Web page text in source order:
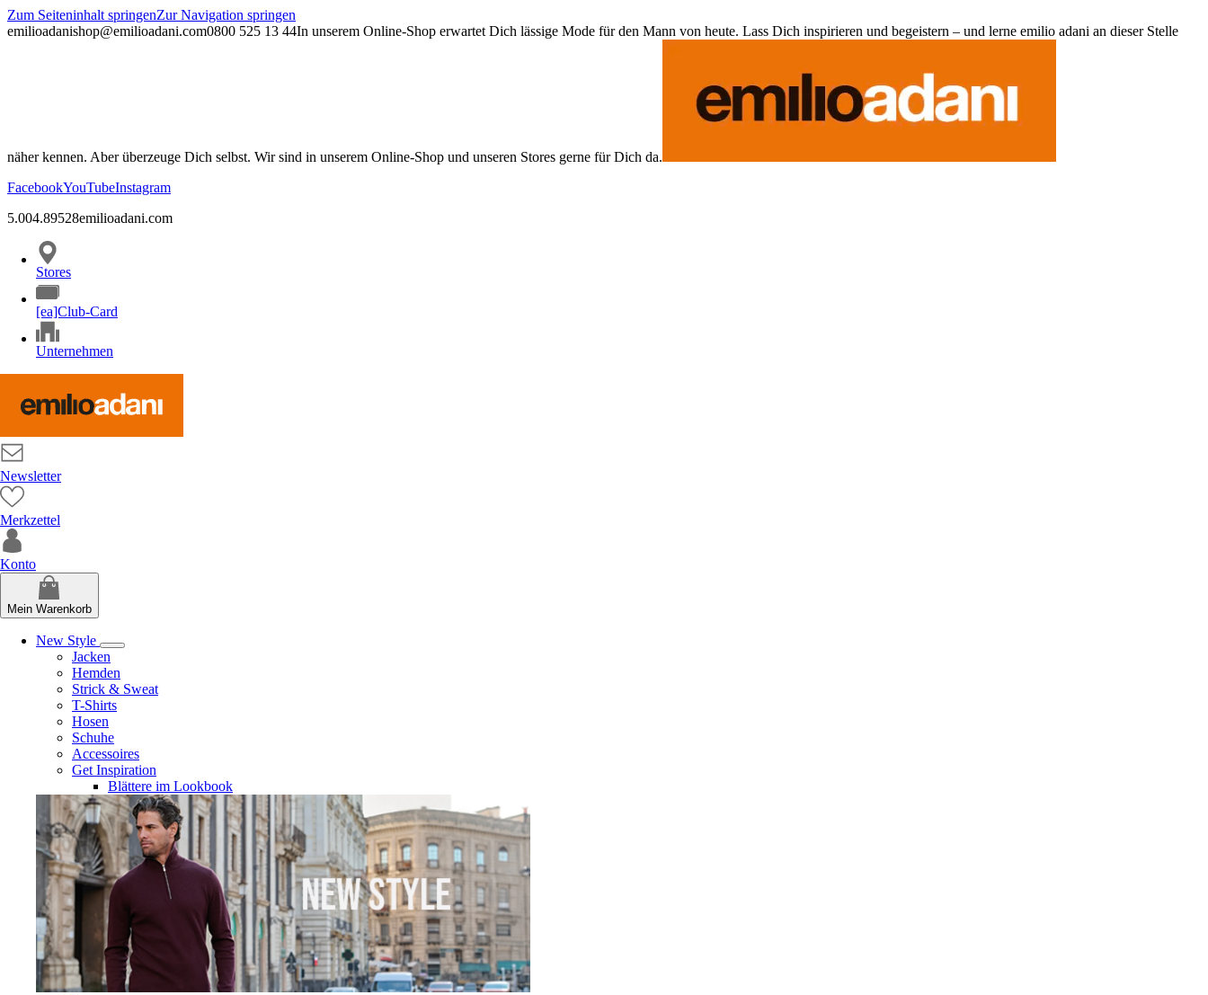
Zum Seiteninhalt springenZur Navigation springen
emilioadanishop@emilioadani.com0800 525 13 44In unserem Online-Shop erwartet Dich lässige Mode für den Mann von heute. Lass Dich inspirieren und begeistern – und lerne emilio adani an dieser Stelle
näher kennen. Aber überzeuge Dich selbst. Wir sind in unserem Online-Shop und unseren Stores gerne für Dich da.
FacebookYouTubeInstagram
5.004.89528emilioadani.com
Stores
[ea]Club-Card
Unternehmen
Newsletter
Merkzettel
Konto
Mein Warenkorb
New Style
Jacken
Hemden
Strick & Sweat
T-Shirts
Hosen
Schuhe
Accessoires
Get Inspiration
Blättere im Lookbook